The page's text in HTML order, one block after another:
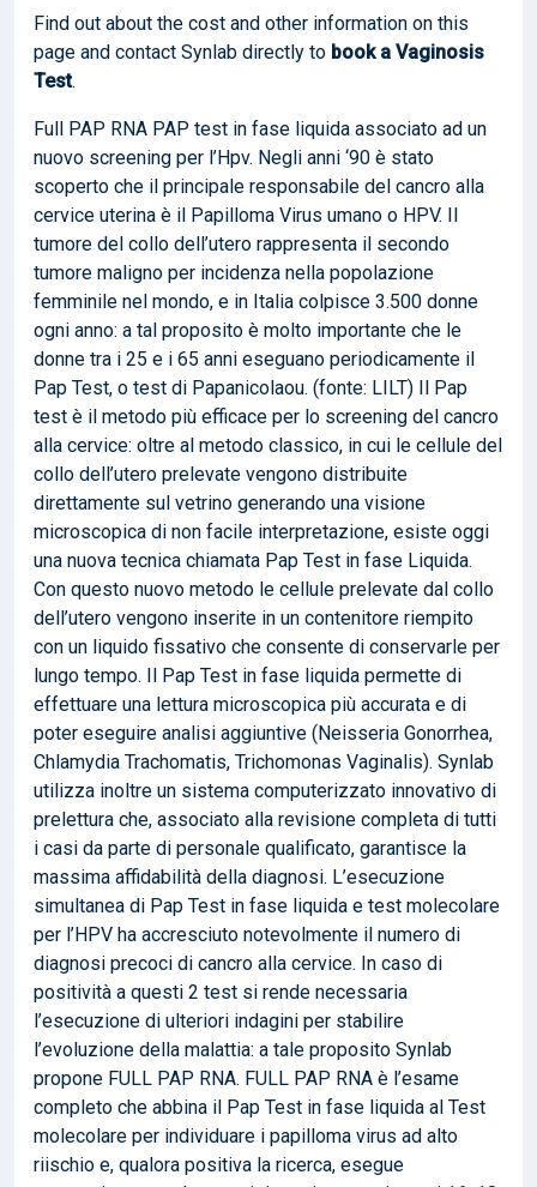
Find out about the cost and other information on this
page and contact Synlab directly to book a Vaginosis
Test.
Full PAP RNA PAP test in fase liquida associato ad un
nuovo screening per l’Hpv. Negli anni ‘90 è stato
scoperto che il principale responsabile del cancro alla
cervice uterina è il Papilloma Virus umano o HPV. Il
tumore del collo dell’utero rappresenta il secondo
tumore maligno per incidenza nella popolazione
femminile nel mondo, e in Italia colpisce 3.500 donne
ogni anno: a tal proposito è molto importante che le
donne tra i 25 e i 65 anni eseguano periodicamente il
Pap Test, o test di Papanicolaou. (fonte: LILT) Il Pap
test è il metodo più efficace per lo screening del cancro
alla cervice: oltre al metodo classico, in cui le cellule del
collo dell’utero prelevate vengono distribuite
direttamente sul vetrino generando una visione
microscopica di non facile interpretazione, esiste oggi
una nuova tecnica chiamata Pap Test in fase Liquida.
Con questo nuovo metodo le cellule prelevate dal collo
dell’utero vengono inserite in un contenitore riempito
con un liquido fissativo che consente di conservarle per
lungo tempo. Il Pap Test in fase liquida permette di
effettuare una lettura microscopica più accurata e di
poter eseguire analisi aggiuntive (Neisseria Gonorrhea,
Chlamydia Trachomatis, Trichomonas Vaginalis). Synlab
utilizza inoltre un sistema computerizzato innovativo di
prelettura che, associato alla revisione completa di tutti
i casi da parte di personale qualificato, garantisce la
massima affidabilità della diagnosi. L’esecuzione
simultanea di Pap Test in fase liquida e test molecolare
per l’HPV ha accresciuto notevolmente il numero di
diagnosi precoci di cancro alla cervice. In caso di
positività a questi 2 test si rende necessaria
l’esecuzione di ulteriori indagini per stabilire
l’evoluzione della malattia: a tale proposito Synlab
propone FULL PAP RNA. FULL PAP RNA è l’esame
completo che abbina il Pap Test in fase liquida al Test
molecolare per individuare i papilloma virus ad alto
riischio e, qualora positiva la ricerca, esegue